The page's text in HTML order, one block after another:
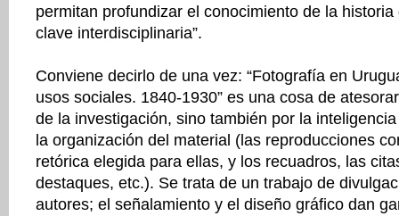
permitan profundizar el conocimiento de la
clave interdisciplinaria”.
Conviene decirlo de una vez: “Fotografía en
usos sociales. 1840-1930” es una cosa de
de la investigación, sino también por la
la organización del material (las reproducciones
retórica elegida para ellas, y los recuadros, las
destaques, etc.). Se trata de un trabajo de
autores; el señalamiento y el diseño gráfico dan